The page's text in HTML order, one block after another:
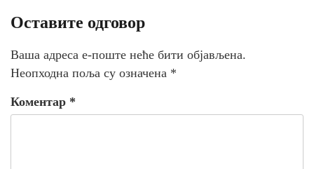
Оставите одговор
Ваша адреса е-поште неће бити објављена.
Неопходна поља су означена *
Коментар *